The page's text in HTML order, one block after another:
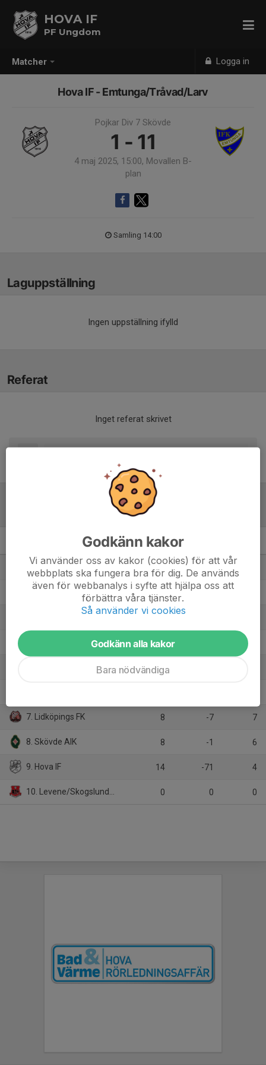
Matcher Logga in
HOVA IF
PF Ungdom
Hova IF - Emtunga/Tråvad/Larv
Pojkar Div 7 Skövde
1 - 11
4 maj 2025, 15:00, Movallen B-
plan
Samling 14:00
Laguppställning
Ingen uppställning ifylld
Referat
Inget referat skrivet
Pojkar Div 7 Skövde M
1. IFK Skövde FK 14
2. Tomtens IF 14
3. Stenstorps IF
4. Norra Fågelås IF 14 20
5. Emtunga/Tråvad/Larv 14
7. Lidköpings FK 8 -7 7
8. Skövde AIK 8 -1 6
9. Hova IF 14 -71 4
10. Levene/Skogslunds IF 0 0 0
Godkänn kakor
Vi använder oss av kakor (cookies) för att vår
webbplats ska fungera bra för dig. De används
även för webbanalys i syfte att hjälpa oss att
förbättra våra tjänster.
Så använder vi cookies
Godkänn alla kakor
Bara nödvändiga